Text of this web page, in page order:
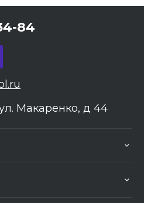
84
Макаренко, д 44